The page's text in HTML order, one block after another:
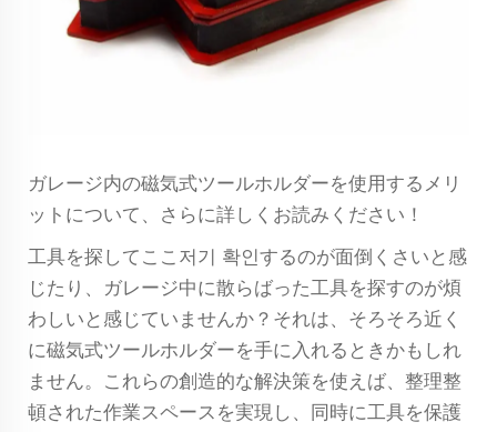
ガレージ内の磁気式ツールホルダーを使用するメリ
ットについて、さらに詳しくお読みください！
工具を探してここ저기 확인するのが面倒くさいと感
じたり、ガレージ中に散らばった工具を探すのが煩
わしいと感じていませんか？それは、そろそろ近く
に磁気式ツールホルダーを手に入れるときかもしれ
ません。これらの創造的な解決策を使えば、整理整
頓された作業スペースを実現し、同時に工具を保護